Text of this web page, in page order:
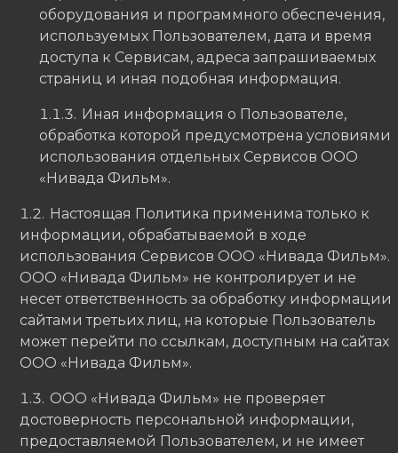
оборудования и программного обеспечения,
используемых Пользователем, дата и время
доступа к Сервисам, адреса запрашиваемых
страниц и иная подобная информация.
Иная информация о Пользователе,
обработка которой предусмотрена условиями
использования отдельных Сервисов ООО
«Нивада Фильм».
Настоящая Политика применима только к
информации, обрабатываемой в ходе
использования Сервисов ООО «Нивада Фильм».
ООО «Нивада Фильм» не контролирует и не
несет ответственность за обработку информации
сайтами третьих лиц, на которые Пользователь
может перейти по ссылкам, доступным на сайтах
ООО «Нивада Фильм».
ООО «Нивада Фильм» не проверяет
достоверность персональной информации,
предоставляемой Пользователем, и не имеет